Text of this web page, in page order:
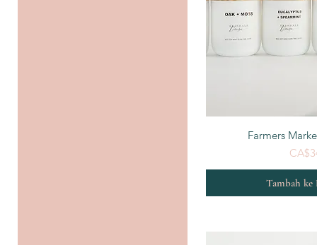
Farmers
Tambah ke